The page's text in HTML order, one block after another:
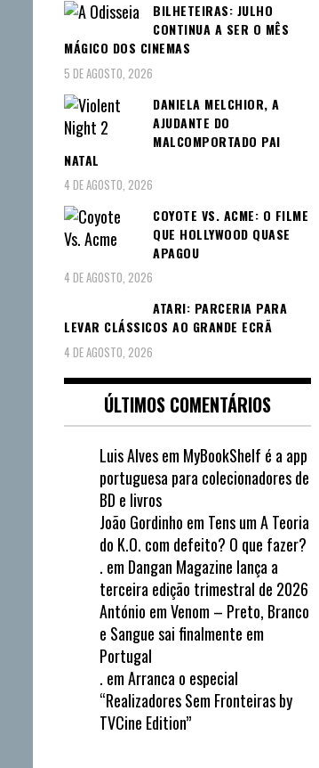
BILHETEIRAS: JULHO
CONTINUA A SER O MÊS
MÁGICO DOS CINEMAS
5 DE AGOSTO, 2026
DANIELA MELCHIOR, A
AJUDANTE DO
MALCOMPORTADO PAI
NATAL
4 DE AGOSTO, 2026
COYOTE VS. ACME: O FILME
QUE HOLLYWOOD QUASE
APAGOU
4 DE AGOSTO, 2026
ATARI: PARCERIA PARA
LEVAR CLÁSSICOS AO GRANDE ECRÃ
4 DE AGOSTO, 2026
ÚLTIMOS COMENTÁRIOS
Luis Alvesem MyBookShelf é a app
portuguesa para colecionadores de
BD e livros
João Gordinho em Tens um A Teoria
do K.O. com defeito? O que fazer?
. em Dangan Magazine lança a
terceira edição trimestral de 2026
António emVenom – Preto, Branco
e Sangue sai finalmente em
Portugal
. emArranca o especial
“Realizadores Sem Fronteiras by
TVCine Edition”